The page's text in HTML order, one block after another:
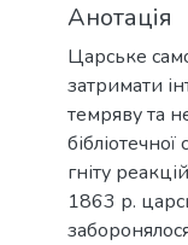
Анотація
Царське
затримати
темряву та
гніту
1863 р.